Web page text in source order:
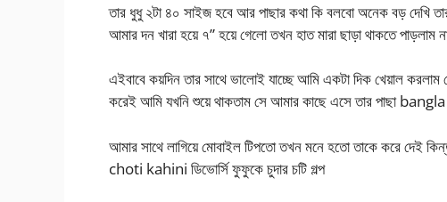
তার ধুধু ২টা ৪০ সাইজ হবে আর পাছার কথা কি বলবো অনেক বড় দেখি
আমার দন খারা হয়ে ৭” হয়ে গেলো তখন হাত মারা ছাড়া থাকতে পাড়লাম
এইবাবে কয়দিন তার সাথে ভালোই যাচ্ছে আমি একটা দিক খেয়াল
করেই আমি যখনি শুয়ে থাকতাম সে আমার কাছে এসে তার পাছা
আমার সাথে লাগিয়ে মোবাইল টিপতো তখন মনে হতো তাকে করে দেই
choti kahini ডিভোর্সি ফুফুকে চুদার চটি গল্প